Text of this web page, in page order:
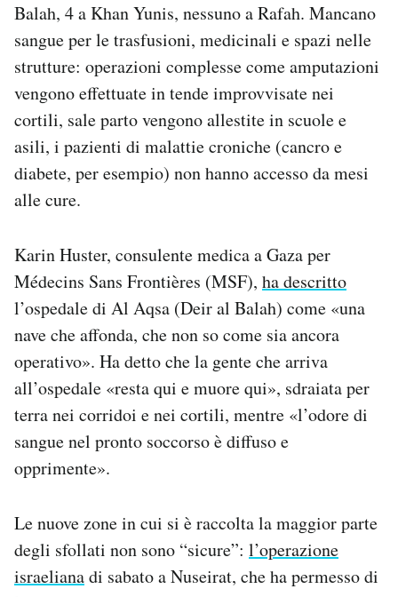
Balah, 4 a Khan Yunis, nessuno a Rafah. Mancano
sangue per le trasfusioni, medicinali e spazi nelle
strutture: operazioni complesse come amputazioni
vengono effettuate in tende improvvisate nei
cortili, sale parto vengono allestite in scuole e
asili, i pazienti di malattie croniche (cancro e
diabete, per esempio) non hanno accesso da mesi
alle cure.
Karin Huster, consulente medica a Gaza per
Médecins Sans Frontières (MSF), ha descritto
l’ospedale di Al Aqsa (Deir al Balah) come «una
nave che affonda, che non so come sia ancora
operativo». Ha detto che la gente che arriva
all’ospedale «resta qui e muore qui», sdraiata per
terra nei corridoi e nei cortili, mentre «l’odore di
sangue nel pronto soccorso è diffuso e
opprimente».
Le nuove zone in cui si è raccolta la maggior parte
degli sfollati non sono “sicure”: l’operazione
israelianadi sabato a Nuseirat, che ha permesso di